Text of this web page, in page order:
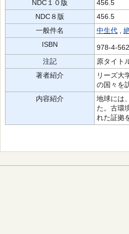
NDC１０版
456.5
NDC８版
456.5
一般件名
中生代
ISBN
978-4-
注記
原タイト
著者紹介
リーズ大
の国々を
内容紹介
地球には
た。古環
れた証拠